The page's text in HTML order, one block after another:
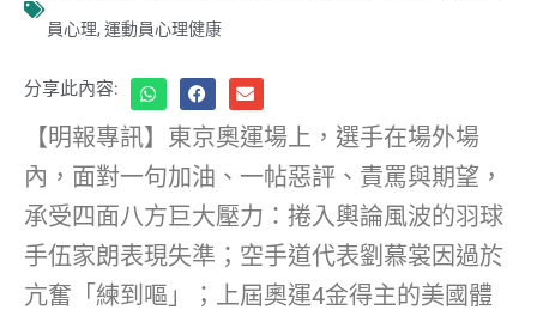
員心理, 運動員心理健康
分享此內容:
【明報專訊】東京奧運場上，選手在場外場
內，面對一句加油、一帖惡評、責罵與期望，
承受四面八方巨大壓力：捲入輿論風波的羽球
手伍家朗表現失準；空手道代表劉慕裳因過於
亢奮「練到嘔」；上屆奧運4金得主的美國體